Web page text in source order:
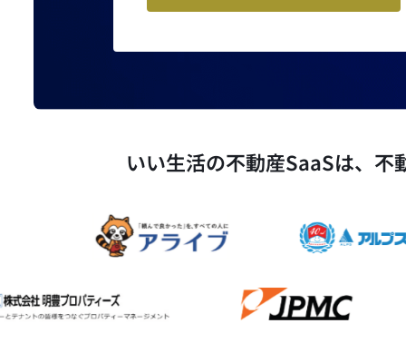
いい生活の不動産SaaSは、 不